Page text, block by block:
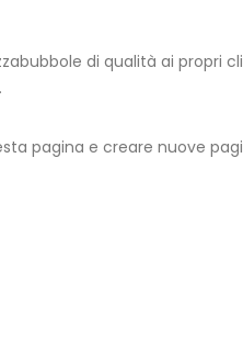
di qualità ai propri
pagina e creare nuove